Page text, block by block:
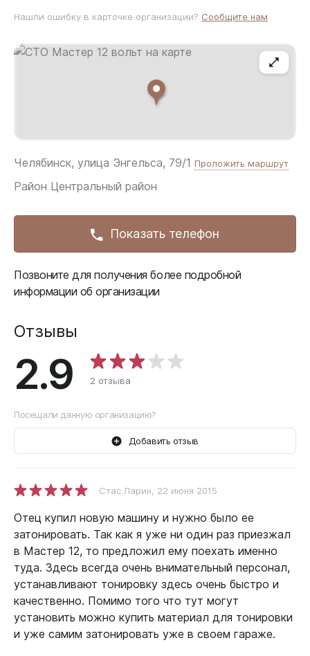
Челябинск, улица Энгельса, 79/1 Проложить маршрут
Район Центральный район
Показать телефон
Позвоните для получения более подробной
информации об организации
Нашли ошибку в карточке организации? Сообщите нам
Отзывы
2.9 2 отзыва
Посещали данную организацию?
Добавить отзыв
Стас Ларин, 22 июня 2015
Отец купил новую машину и нужно было ее
затонировать. Так как я уже ни один раз приезжал
в Мастер 12, то предложил ему поехать именно
туда. Здесь всегда очень внимательный персонал,
устанавливают тонировку здесь очень быстро и
качественно. Помимо того что тут могут
установить можно купить материал для тонировки
и уже самим затонировать уже в своем гараже.